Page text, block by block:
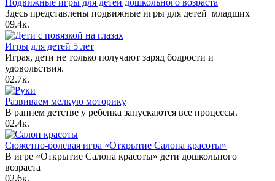
Здесь представлены подвижные игры для детей младших
09.4к.
Игры для детей 5 лет
Играя, дети не только получают заряд бодрости и
удовольствия.
02.7к.
Развиваем мелкую моторику
В раннем детстве у ребенка запускаются все процессы.
02.4к.
Сюжетно-ролевая игра «Открытие Салона красоты»
В игре «Открытие Салона красоты» дети дошкольного
возраста
02.6к.